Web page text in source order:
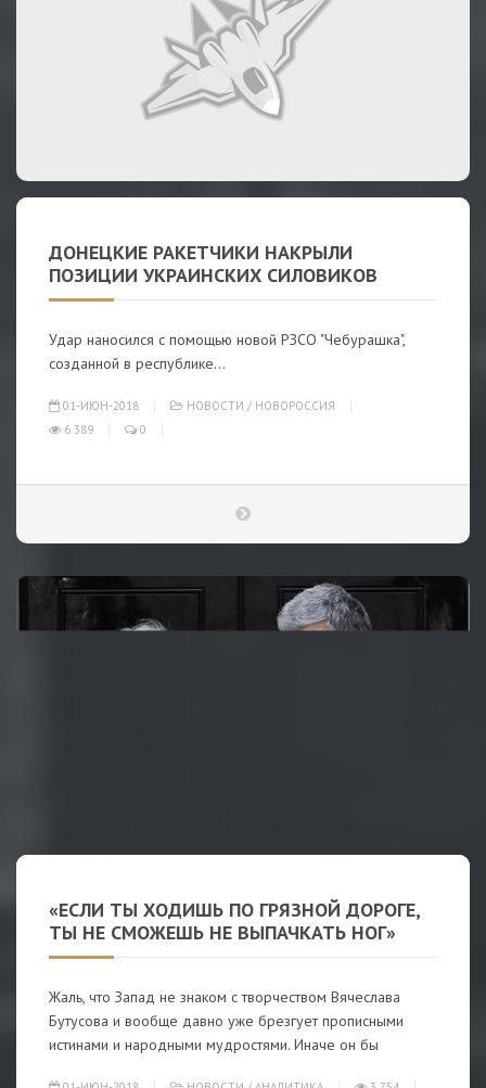
ДОНЕЦКИЕ РАКЕТЧИКИ НАКРЫЛИ
ПОЗИЦИИ УКРАИНСКИХ СИЛОВИКОВ
Удар наносился с помощью новой РЗСО "Чебурашка",
созданной в республике...
01-ИЮН-2018 НОВОСТИ / НОВОРОССИЯ
6 389
0
«ЕСЛИ ТЫ ХОДИШЬ ПО ГРЯЗНОЙ ДОРОГЕ,
ТЫ НЕ СМОЖЕШЬ НЕ ВЫПАЧКАТЬ НОГ»
Жаль, что Запад не знаком с творчеством Вячеслава
Бутусова и вообще давно уже брезгует прописными
истинами и народными мудростями. Иначе он бы